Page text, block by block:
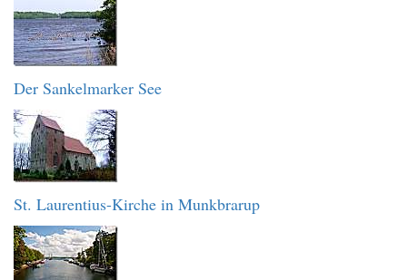
Der Sankelmarker See
St. Laurentius-Kirche in Munkbrarup